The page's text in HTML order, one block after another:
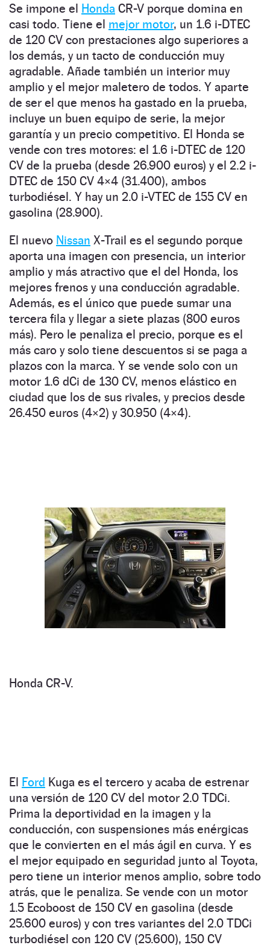
Se impone el Honda CR-V porque domina en
casi todo. Tiene el mejor motor, un 1.6 i-DTEC
de 120 CV con prestaciones algo superiores a
los demás, y un tacto de conducción muy
agradable. Añade también un interior muy
amplio y el mejor maletero de todos. Y aparte
de ser el que menos ha gastado en la prueba,
incluye un buen equipo de serie, la mejor
garantía y un precio competitivo. El Honda se
vende con tres motores: el 1.6 i-DTEC de 120
CV de la prueba (desde 26.900 euros) y el 2.2 i-
DTEC de 150 CV 4×4 (31.400), ambos
turbodiésel. Y hay un 2.0 i-VTEC de 155 CV en
gasolina (28.900).
El nuevo Nissan X-Trail es el segundo porque
aporta una imagen con presencia, un interior
amplio y más atractivo que el del Honda, los
mejores frenos y una conducción agradable.
Además, es el único que puede sumar una
tercera fila y llegar a siete plazas (800 euros
más). Pero le penaliza el precio, porque es el
más caro y solo tiene descuentos si se paga a
plazos con la marca. Y se vende solo con un
motor 1.6 dCi de 130 CV, menos elástico en
ciudad que los de sus rivales, y precios desde
26.450 euros (4×2) y 30.950 (4×4).
Honda CR-V.
El Ford Kuga es el tercero y acaba de estrenar
una versión de 120 CV del motor 2.0 TDCi.
Prima la deportividad en la imagen y la
conducción, con suspensiones más enérgicas
que le convierten en el más ágil en curva. Y es
el mejor equipado en seguridad junto al Toyota,
pero tiene un interior menos amplio, sobre todo
atrás, que le penaliza. Se vende con un motor
1.5 Ecoboost de 150 CV en gasolina (desde
25.600 euros) y con tres variantes del 2.0 TDCi
turbodiésel con 120 CV (25.600), 150 CV